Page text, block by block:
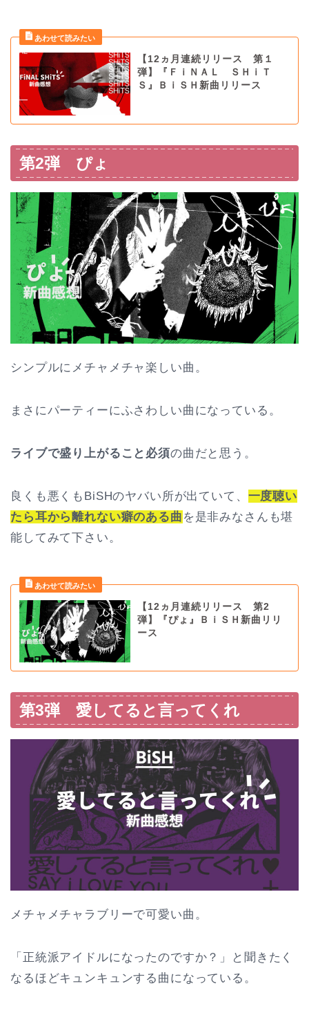
【12ヵ月連続リリース 第１
弾】『ＦｉＮＡＬ ＳＨｉＴ
Ｓ』ＢｉＳＨ新曲リリース
第2弾 ぴょ
シンプルにメチャメチャ楽しい曲。
まさにパーティーにふさわしい曲になっている。
ライブで盛り上がること必須の曲だと思う。
良くも悪くもBiSHのヤバい所が出ていて、 一度聴い
たら耳から離れない癖のある曲 を是非みなさんも堪
能してみて下さい。
【12ヵ月連続リリース 第2
弾】『ぴょ』ＢｉＳＨ新曲リリ
ース
第3弾 愛してると言ってくれ
メチャメチャラブリーで可愛い曲。
「正統派アイドルになったのですか？」と聞きたく
なるほどキュンキュンする曲になっている。